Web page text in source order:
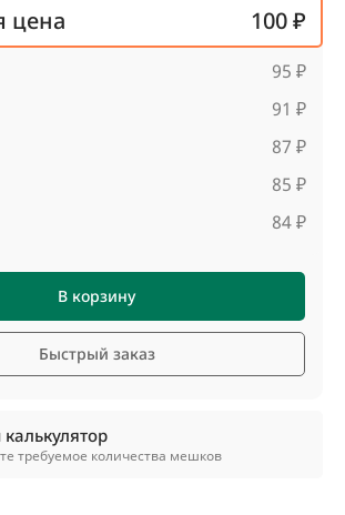
цена 100 ₽
95 ₽
91 ₽
87 ₽
85 ₽
84 ₽
В корзину
Быстрый заказ
требуемое количества мешков